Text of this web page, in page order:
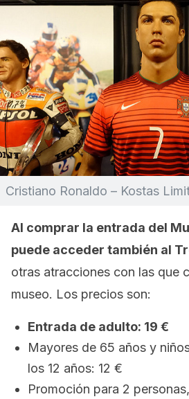
Cristiano Ronaldo – Kostas
Al comprar la entrada del
puede acceder también al
otras atracciones con las que
museo. Los precios son:
Entrada de adulto: 19 €
Mayores de 65 años y
los 12 años: 12 €
Promoción para 2